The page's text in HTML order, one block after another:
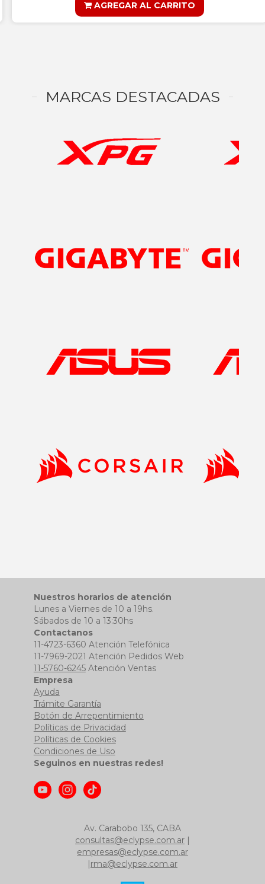
AGREGAR AL CARRITO
MARCAS DESTACADAS
Nuestros horarios de atención
Lunes a Viernes de 10 a 19hs.
Sábados de 10 a 13:30hs
Contactanos
11-4723-6360 Atención Telefónica
11-7969-2021 Atención Pedidos Web
11-5760-6245Atención Ventas
Empresa
Ayuda
Trámite Garantía
Botón de Arrepentimiento
Políticas de Privacidad
Políticas de Cookies
Condiciones de Uso
Seguinos en nuestras redes!
Av. Carabobo 135, CABA
consultas@eclypse.com.ar |
empresas@eclypse.com.ar
|rma@eclypse.com.ar